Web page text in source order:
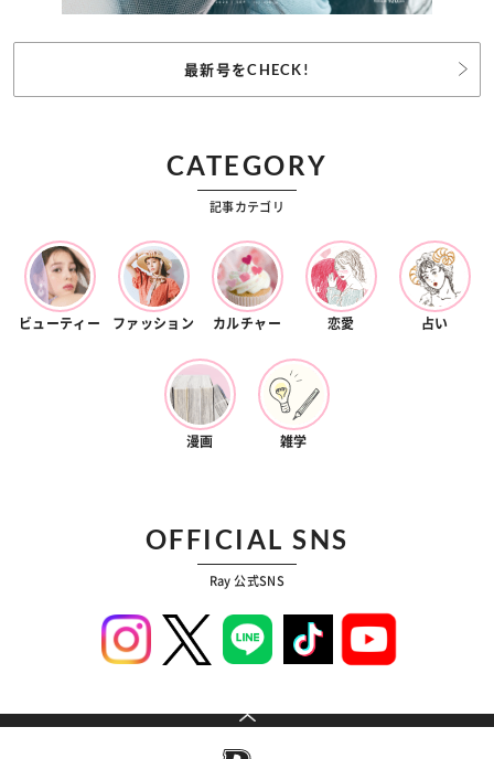
最新号をCHECK!
CATEGORY
記事カテゴリ
ビューティー ファッション カルチャー 恋愛 占い
漫画 雑学
OFFICIAL SNS
Ray 公式SNS